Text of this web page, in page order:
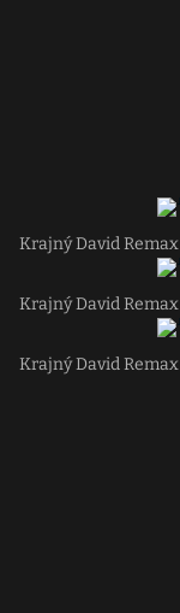
Krajný David Remax
Krajný David Remax
Krajný David Remax